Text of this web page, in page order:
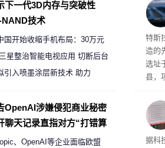
特斯
造的
选址
县，
在
疑
建
超 1
患
据科
下一代3D内存与突破性
NAND技术
国开始收缩手机布局：30万元
达标门店 将被逐步清退
星整治智能电视应用 切断后台
宽的违规行为
引入喷墨涂层新技术 助力
OpenAI涉嫌侵犯商业秘密
聊天记录直指对方“打错算
、OpenAI等企业面临欧盟